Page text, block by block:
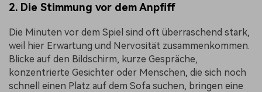
2. Die Stimmung vor dem Anpfiff
Die Minuten vor dem Spiel sind oft überraschend stark,
weil hier Erwartung und Nervosität zusammenkommen.
Blicke auf den Bildschirm, kurze Gespräche,
konzentrierte Gesichter oder Menschen, die sich noch
schnell einen Platz auf dem Sofa suchen, bringen eine